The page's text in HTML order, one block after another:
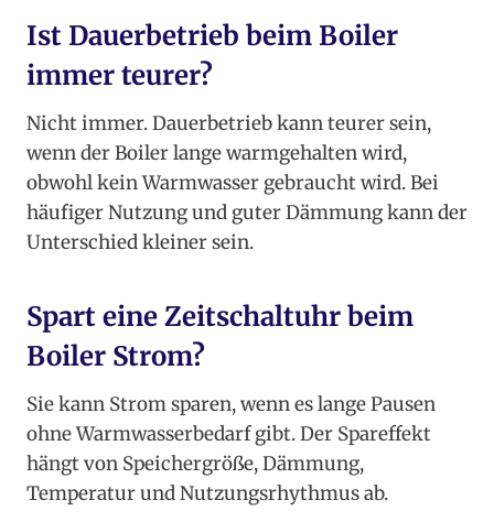
Ist Dauerbetrieb beim Boiler
immer teurer?
Nicht immer. Dauerbetrieb kann teurer sein,
wenn der Boiler lange warmgehalten wird,
obwohl kein Warmwasser gebraucht wird. Bei
häufiger Nutzung und guter Dämmung kann der
Unterschied kleiner sein.
Spart eine Zeitschaltuhr beim
Boiler Strom?
Sie kann Strom sparen, wenn es lange Pausen
ohne Warmwasserbedarf gibt. Der Spareffekt
hängt von Speichergröße, Dämmung,
Temperatur und Nutzungsrhythmus ab.